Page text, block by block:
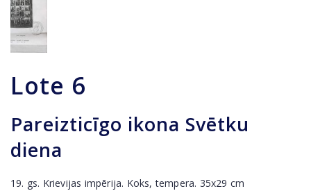
Lote 6
Pareizticīgo ikona Svētku
diena
19. gs. Krievijas impērija. Koks, tempera. 35x29 cm